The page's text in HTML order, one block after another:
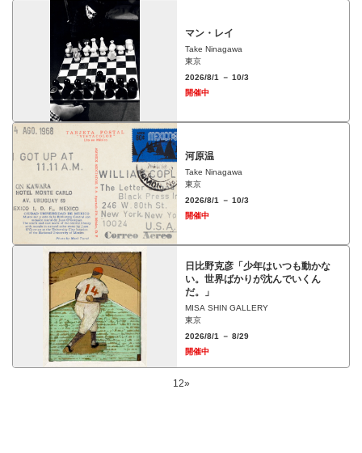
マン・レイ
Take Ninagawa
東京
2026/8/1 － 10/3
開催中
河原温
Take Ninagawa
東京
2026/8/1 － 10/3
開催中
日比野克彦「少年はいつも動かな
い。世界ばかりが沈んでいくん
だ。」
MISA SHIN GALLERY
東京
2026/8/1 － 8/29
開催中
12»